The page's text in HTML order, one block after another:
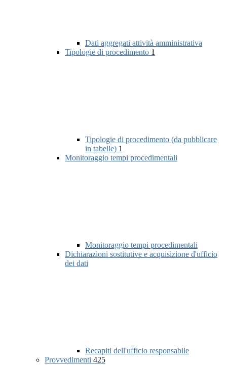
Dati aggregati attività amministrativa
Tipologie di procedimento 1
Tipologie di procedimento (da pubblicare
in tabelle) 1
Monitoraggio tempi procedimentali
Monitoraggio tempi procedimentali
Dichiarazioni sostitutive e acquisizione d'ufficio
dei dati
Recapiti dell'ufficio responsabile
Provvedimenti 425